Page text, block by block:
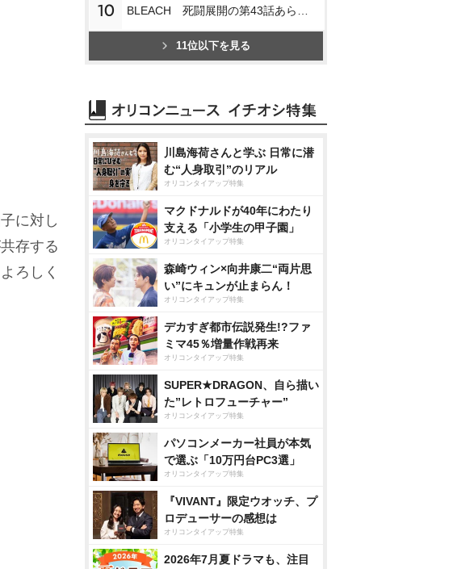
に対し
存する
ろしく
10
11位以下を見る
川島海荷さんと学ぶ 日常に潜
む“人身取引”のリアル
オリコンタイアップ特集
マクドナルドが40年にわたり
支える「小学生の甲子園」
オリコンタイアップ特集
森崎ウィン×向井康二“両片思
い”にキュンが止まらん！
オリコンタイアップ特集
デカすぎ都市伝説発生!?ファ
ミマ45％増量作戦再来
オリコンタイアップ特集
SUPER★DRAGON、自ら描い
た”レトロフューチャー”
オリコンタイアップ特集
パソコンメーカー社員が本気
で選ぶ「10万円台PC3選」
オリコンタイアップ特集
『VIVANT』限定ウオッチ、プ
ロデューサーの感想は
オリコンタイアップ特集
2026年7月夏ドラマも、注目